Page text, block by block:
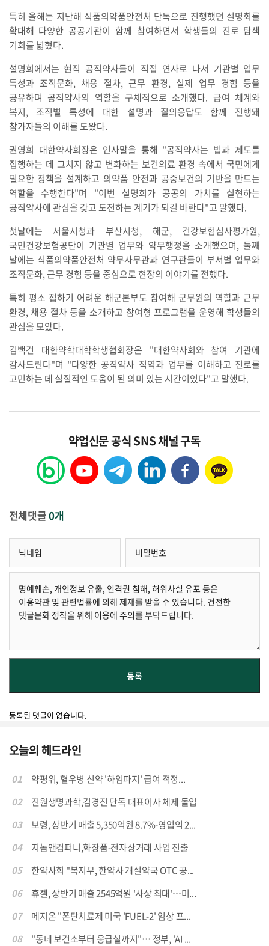
특히 올해는 지난해 식품의약품안전처 단독으로 진행했던 설명회를
확대해 다양한 공공기관이 함께 참여하면서 학생들의 진로 탐색
기회를 넓혔다.
설명회에서는 현직 공직약사들이 직접 연사로 나서 기관별 업무
특성과 조직문화, 채용 절차, 근무 환경, 실제 업무 경험 등을
공유하며 공직약사의 역할을 구체적으로 소개했다. 급여 체계와
복지, 조직별 특성에 대한 설명과 질의응답도 함께 진행돼
참가자들의 이해를 도왔다.
권영희 대한약사회장은 인사말을 통해 "공직약사는 법과 제도를
집행하는 데 그치지 않고 변화하는 보건의료 환경 속에서 국민에게
필요한 정책을 설계하고 의약품 안전과 공중보건의 기반을 만드는
역할을 수행한다"며 "이번 설명회가 공공의 가치를 실현하는
공직약사에 관심을 갖고 도전하는 계기가 되길 바란다"고 말했다.
첫날에는 서울시청과 부산시청, 해군, 건강보험심사평가원,
국민건강보험공단이 기관별 업무와 약무행정을 소개했으며, 둘째
날에는 식품의약품안전처 약무사무관과 연구관들이 부서별 업무와
조직문화, 근무 경험 등을 중심으로 현장의 이야기를 전했다.
특히 평소 접하기 어려운 해군본부도 참여해 군무원의 역할과 근무
환경, 채용 절차 등을 소개하고 참여형 프로그램을 운영해 학생들의
관심을 모았다.
김백건 대한약학대학학생협회장은 "대한약사회와 참여 기관에
감사드린다"며 "다양한 공직약사 직역과 업무를 이해하고 진로를
고민하는 데 실질적인 도움이 된 의미 있는 시간이었다"고 말했다.
약업신문 공식 SNS 채널 구독
전체댓글0개
등록된 댓글이 없습니다.
오늘의 헤드라인
01
약평위, 혈우병 신약 '하임파지' 급여 적정...
02
진원생명과학,김경진 단독 대표이사 체제 돌입
03
보령, 상반기 매출 5,350억원 8.7%-영업익 2...
04
지놈앤컴퍼니,화장품-전자상거래 사업 진출
05
한약사회 "복지부, 한약사 개설약국 OTC 공...
06
휴젤, 상반기 매출 2545억원 '사상 최대'…미...
07
메지온 "폰탄치료제 미국 'FUEL-2' 임상 프...
08
"동네 보건소부터 응급실까지"… 정부, 'AI ...